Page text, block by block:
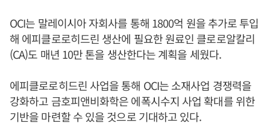
OCI는 말레이시아 자회사를 통해 1800억 원을 추가로 투입
해 에피클로로히드린 생산에 필요한 원료인 클로로알칼리
(CA)도 매년 10만 톤을 생산한다는 계획을 세웠다.
에피클로로히드린 사업을 통해 OCI는 소재사업 경쟁력을
강화하고 금호피앤비화학은 에폭시수지 사업 확대를 위한
기반을 마련할 수 있을 것으로 기대하고 있다.